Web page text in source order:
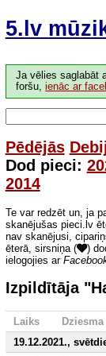
5.lv
Ja vēlies saglabāt
foršu,ienāc ar
Pēdējās
Dod pieci:
2014
Te var redzēt un, ja
skanējušas pieci.lv
nav skanējusi,
ēterā, sirsniņa (
)
ielogojies ar
Izpildītāja
Laiks
Dziesma
19.12.2021.,